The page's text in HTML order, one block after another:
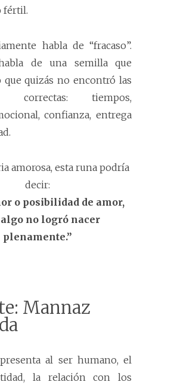
fértil.
habla de “fracaso”.
de una semilla que
que quizás no encontró las
correctas: tiempos,
confianza, entrega
amorosa, esta runa podría
decir:
o posibilidad de amor,
no logró nacer
plenamente.”
Mannaz
al ser humano, el
la relación con los